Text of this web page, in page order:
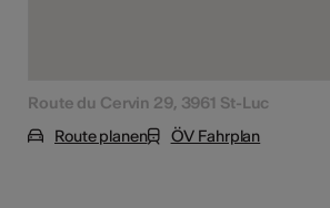
Route du Cervin 29, 3961 St-Luc
Route planen
ÖV Fahrplan